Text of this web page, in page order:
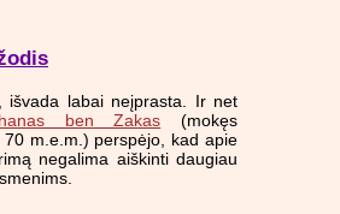
išvada labai neįprasta. Ir net
ben Zakas (mokęs
m.e.m.) perspėjo, kad apie
negalima aiškinti daugiau